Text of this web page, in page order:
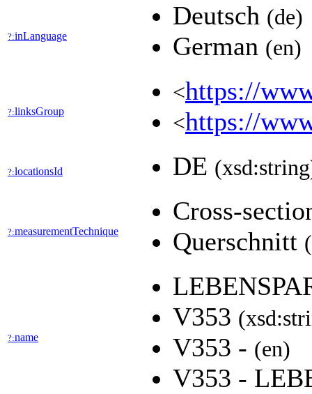
?:inLanguage
Deutsch (de)
German (en)
?:linksGroup
<https://
<https://
?:locationsId DE
?:measurementTechnique
Cross-
Querschnitt
?:name
V353
V353 - (en)
V353 -